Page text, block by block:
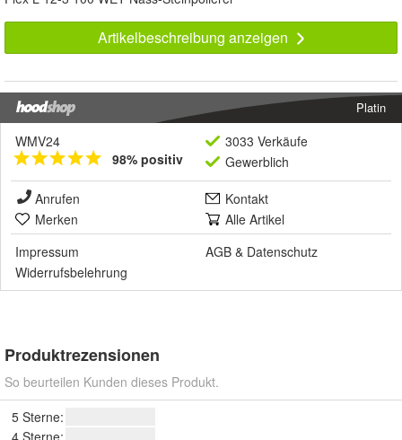
Artikelbeschreibung anzeigen
Platin
WMV24
98% positiv
3033 Verkäufe
Gewerblich
Anrufen
Kontakt
Merken
Alle Artikel
Impressum
AGB & Datenschutz
Widerrufsbelehrung
Produktrezensionen
So beurteilen Kunden dieses Produkt.
5 Sterne:
4 Sterne: